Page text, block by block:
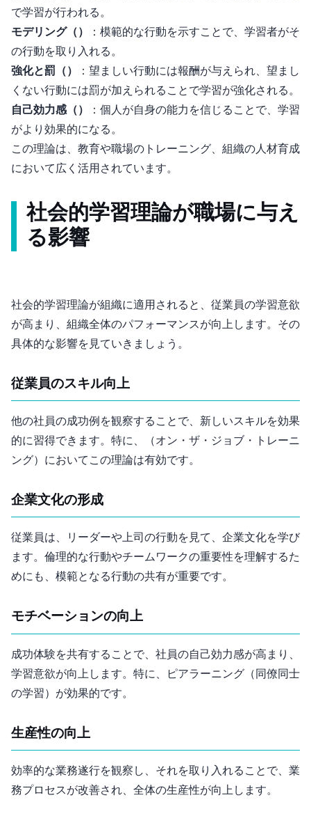
で学習が行われる。
モデリング（Modeling）
：模範的な行動を示すことで、学習者がそ
の行動を取り入れる。
強化と罰（Reinforcement & Punishment）
：望ましい行動には報酬が与えられ、望まし
くない行動には罰が加えられることで学習が強化される。
自己効力感（Self-Efficacy）
：個人が自身の能力を信じることで、学習
がより効果的になる。
この理論は、教育や職場のトレーニング、組織の人材育成
において広く活用されています。
社会的学習理論が職場に与え
る影響
社会的学習理論が組織に適用されると、従業員の学習意欲
が高まり、組織全体のパフォーマンスが向上します。その
具体的な影響を見ていきましょう。
1. 従業員のスキル向上
他の社員の成功例を観察することで、新しいスキルを効果
的に習得できます。特に、OJT（オン・ザ・ジョブ・トレーニ
ング）においてこの理論は有効です。
2. 企業文化の形成
従業員は、リーダーや上司の行動を見て、企業文化を学び
ます。倫理的な行動やチームワークの重要性を理解するた
めにも、模範となる行動の共有が重要です。
3. モチベーションの向上
成功体験を共有することで、社員の自己効力感が高まり、
学習意欲が向上します。特に、ピアラーニング（同僚同士
の学習）が効果的です。
4. 生産性の向上
効率的な業務遂行を観察し、それを取り入れることで、業
務プロセスが改善され、全体の生産性が向上します。